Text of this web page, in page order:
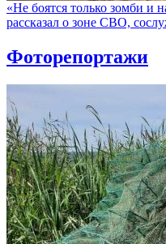
«Не боятся только зомби и
рассказал о зоне СВО,
Фоторепортажи